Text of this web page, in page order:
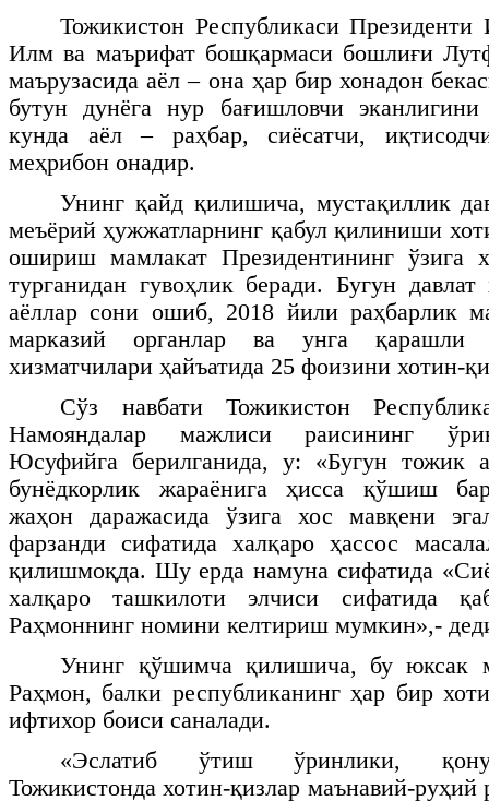
Тожикистон Республикаси Президенти
Илм ва маърифат бошқармаси бошлиғи
маърузасида аёл – она ҳар бир хонадон
бутун дунёга нур бағишловчи эканлигини
кунда аёл – раҳбар, сиёсатчи,
меҳрибон онадир.
Унинг қайд қилишича, мустақиллик
меъёрий ҳужжатларнинг қабул қилиниши
ошириш мамлакат Президентининг ўзига
турганидан гувоҳлик беради. Бугун
аёллар сони ошиб, 2018 йили раҳбарлик
марказий органлар ва унга қарашли
хизматчилари ҳайъатида 25 фоизини хотин-
Сўз навбати Тожикистон
Намояндалар мажлиси раисининг
Юсуфийга берилганида, у: «Бугун тожик
бунёдкорлик жараёнига ҳисса қўшиш
жаҳон даражасида ўзига хос мавқени
фарзанди сифатида халқаро ҳассос
қилишмоқда. Шу ерда намуна сифатида
халқаро ташкилоти элчиси сифатида
Раҳмоннинг номини келтириш мумкин»,-
Унинг қўшимча қилишича, бу юксак
Раҳмон, балки республиканинг ҳар бир
ифтихор боиси саналади.
«Эслатиб ўтиш ўринлики,
Тожикистонда хотин-қизлар маънавий-